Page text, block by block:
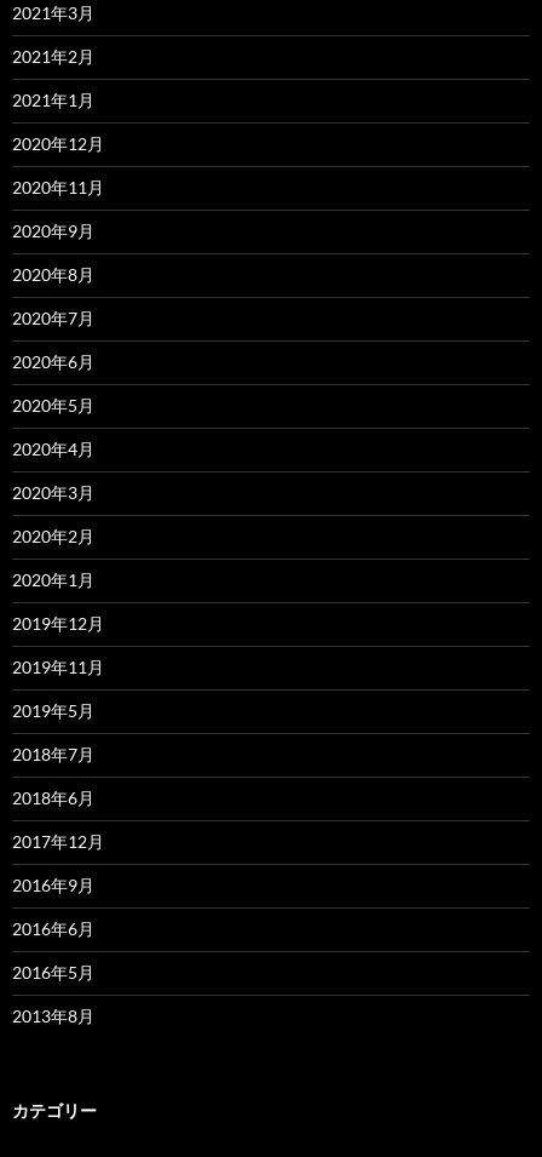
2021年3月
2021年2月
2021年1月
2020年12月
2020年11月
2020年9月
2020年8月
2020年7月
2020年6月
2020年5月
2020年4月
2020年3月
2020年2月
2020年1月
2019年12月
2019年11月
2019年5月
2018年7月
2018年6月
2017年12月
2016年9月
2016年6月
2016年5月
2013年8月
カテゴリー